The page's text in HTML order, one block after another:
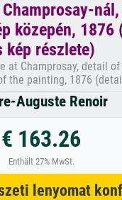
közepén, 1876
kép részlete)
at Champrosay, detail
the painting, 1876
Auguste Renoir
€ 163.26
Enthält 27% MwSt.
lenyomat